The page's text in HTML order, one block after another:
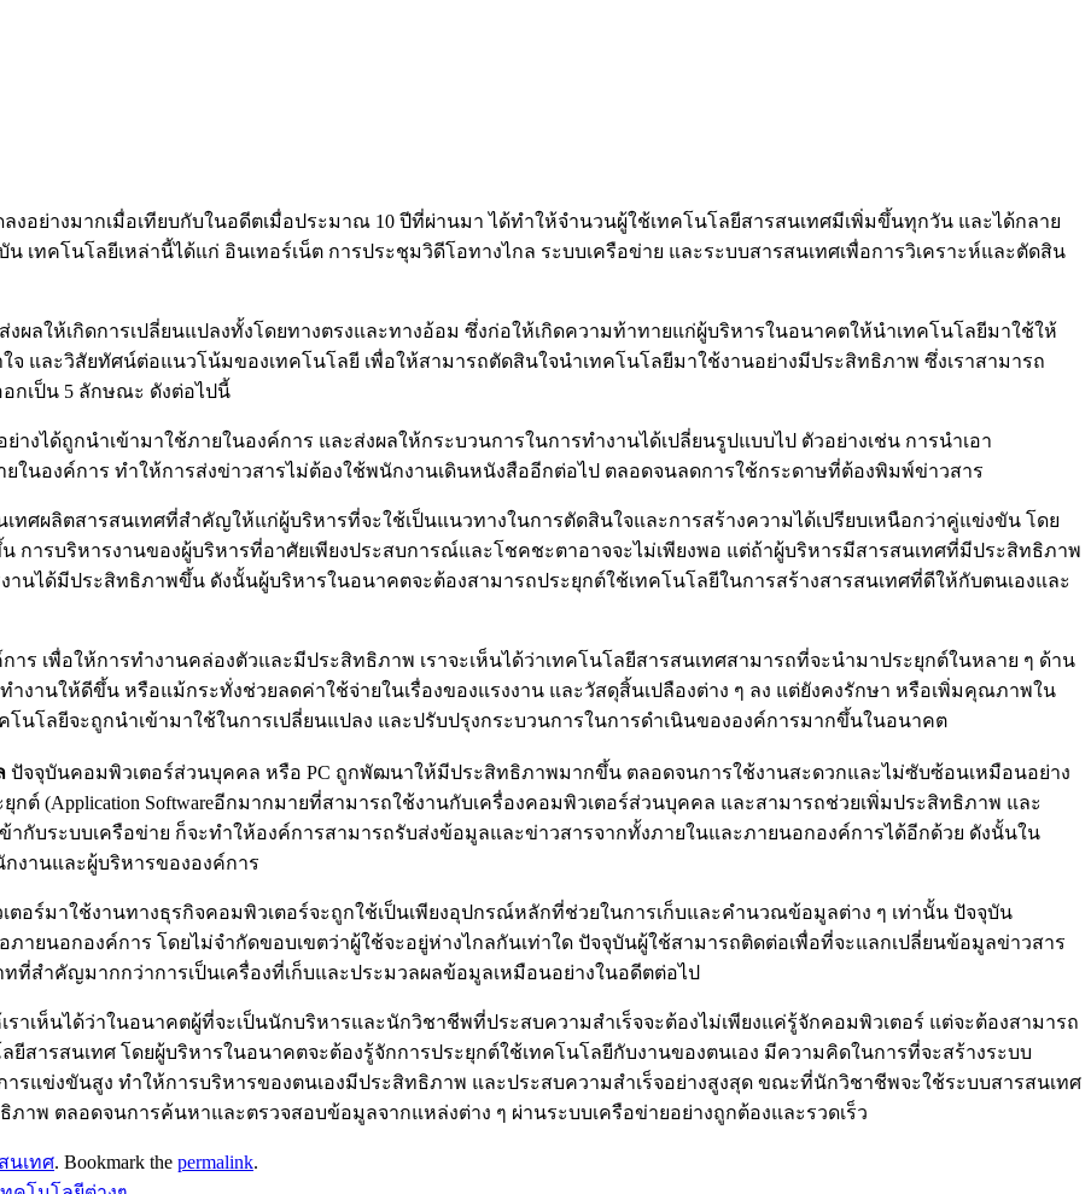
งอย่างมากเมื่อเทียบกับในอดีตเมื่อประมาณ 10 ปีที่ผ่านมา ได้ทำให้จำนวนผู้ใช้เทคโนโลยีสารสนเทศมีเพิ่มขึ้นทุกวัน และได้กลาย
เทคโนโลยีเหล่านี้ได้แก่ อินเทอร์เน็ต การประชุมวิดีโอทางไกล ระบบเครือข่าย และระบบสารสนเทศเพื่อการวิเคราะห์และตัดสิน
ลให้เกิดการเปลี่ยนแปลงทั้งโดยทางตรงและทางอ้อม ซึ่งก่อให้เกิดความท้าทายแก่ผู้บริหารในอนาคตให้นำเทคโนโลยีมาใช้ให้
จ และวิสัยทัศน์ต่อแนวโน้มของเทคโนโลยี เพื่อให้สามารถตัดสินใจนำเทคโนโลยีมาใช้งานอย่างมีประสิทธิภาพ ซึ่งเราสามารถ
กเป็น 5 ลักษณะ ดังต่อไปนี้
างได้ถูกนำเข้ามาใช้ภายในองค์การ และส่งผลให้กระบวนการในการทำงานได้เปลี่ยนรูปแบบไป ตัวอย่างเช่น การนำเอา
ยในองค์การ ทำให้การส่งข่าวสารไม่ต้องใช้พนักงานเดินหนังสืออีกต่อไป ตลอดจนลดการใช้กระดาษที่ต้องพิมพ์ข่าวสาร
เทศผลิตสารสนเทศที่สำคัญให้แก่ผู้บริหารที่จะใช้เป็นแนวทางในการตัดสินใจและการสร้างความได้เปรียบเหนือกว่าคู่แข่งขัน โดย
ารบริหารงานของผู้บริหารที่อาศัยเพียงประสบการณ์และโชคชะตาอาจจะไม่เพียงพอ แต่ถ้าผู้บริหารมีสารสนเทศที่มีประสิทธิภาพ
นได้มีประสิทธิภาพขึ้น ดังนั้นผู้บริหารในอนาคตจะต้องสามารถประยุกต์ใช้เทคโนโลยีในการสร้างสารสนเทศที่ดีให้กับตนเองและ
ร เพื่อให้การทำงานคล่องตัวและมีประสิทธิภาพ เราจะเห็นได้ว่าเทคโนโลยีสารสนเทศสามารถที่จะนำมาประยุกต์ในหลาย ๆ ด้าน
งานให้ดีขึ้น หรือแม้กระทั่งช่วยลดค่าใช้จ่ายในเรื่องของแรงงาน และวัสดุสิ้นเปลืองต่าง ๆ ลง แต่ยังคงรักษา หรือเพิ่มคุณภาพใน
นโลยีจะถูกนำเข้ามาใช้ในการเปลี่ยนแปลง และปรับปรุงกระบวนการในการดำเนินขององค์การมากขึ้นในอนาคต
ปัจจุบันคอมพิวเตอร์ส่วนบุคคล หรือ PC ถูกพัฒนาให้มีประสิทธิภาพมากขึ้น ตลอดจนการใช้งานสะดวกและไม่ซับซ้อนเหมือนอย่าง
(Application Softwareอีกมากมายที่สามารถใช้งานกับเครื่องคอมพิวเตอร์ส่วนบุคคล และสามารถช่วยเพิ่มประสิทธิภาพ และ
กับระบบเครือข่าย ก็จะทำให้องค์การสามารถรับส่งข้อมูลและข่าวสารจากทั้งภายในและภายนอกองค์การได้อีกด้วย ดังนั้นใน
งานและผู้บริหารขององค์การ
ตอร์มาใช้งานทางธุรกิจคอมพิวเตอร์จะถูกใช้เป็นเพียงอุปกรณ์หลักที่ช่วยในการเก็บและคำนวณข้อมูลต่าง ๆ เท่านั้น ปัจจุบัน
ยนอกองค์การ โดยไม่จำกัดขอบเขตว่าผู้ใช้จะอยู่ห่างไกลกันเท่าใด ปัจจุบันผู้ใช้สามารถติดต่อเพื่อที่จะแลกเปลี่ยนข้อมูลข่าวสาร
สำคัญมากกว่าการเป็นเครื่องที่เก็บและประมวลผลข้อมูลเหมือนอย่างในอดีตต่อไป
ราเห็นได้ว่าในอนาคตผู้ที่จะเป็นนักบริหารและนักวิชาชีพที่ประสบความสำเร็จจะต้องไม่เพียงแค่รู้จักคอมพิวเตอร์ แต่จะต้องสามารถ
สารสนเทศ โดยผู้บริหารในอนาคตจะต้องรู้จักการประยุกต์ใช้เทคโนโลยีกับงานของตนเอง มีความคิดในการที่จะสร้างระบบ
รแข่งขันสูง ทำให้การบริหารของตนเองมีประสิทธิภาพ และประสบความสำเร็จอย่างสูงสุด ขณะที่นักวิชาชีพจะใช้ระบบสารสนเทศ
าพ ตลอดจนการค้นหาและตรวจสอบข้อมูลจากแหล่งต่าง ๆ ผ่านระบบเครือข่ายอย่างถูกต้องและรวดเร็ว
นเทศ. Bookmark the permalink.